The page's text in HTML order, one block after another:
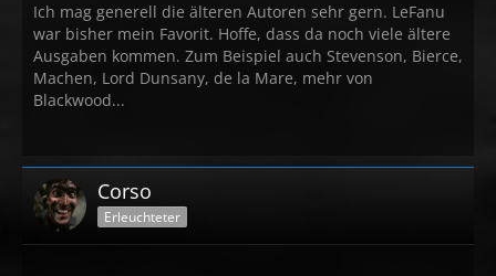
Ich mag generell die älteren Autoren sehr gern. LeFanu
war bisher mein Favorit. Hoffe, dass da noch viele ältere
Ausgaben kommen. Zum Beispiel auch Stevenson, Bierce,
Machen, Lord Dunsany, de la Mare, mehr von
Blackwood...
Corso
Erleuchteter